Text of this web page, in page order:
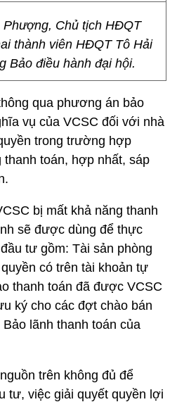
Phượng, Chủ tịch HĐQT
thành viên HĐQT Tô Hải
Bảo điều hành đại hội.
qua phương án bảo
vụ của VCSC đối với nhà
trong trường hợp
thanh toán, hợp nhất, sáp
bị mất khả năng thanh
sẽ được dùng để thực
tư gồm: Tài sản phòng
có trên tài khoản tự
thanh toán đã được VCSC
ký cho các đợt chào bán
lãnh thanh toán của
trên không đủ để
tư, việc giải quyết quyền lợi